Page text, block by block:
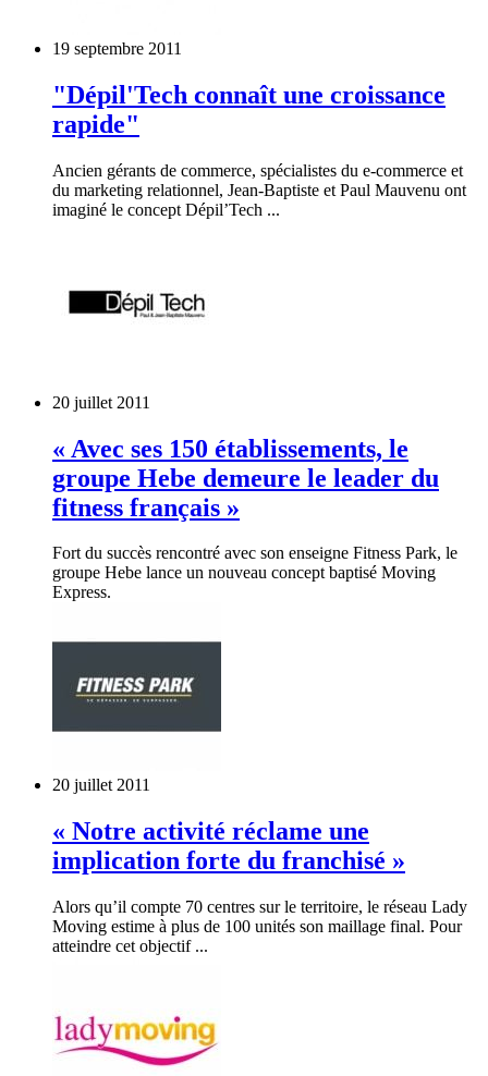
19 septembre 2011
"Dépil'Tech connaît une croissance
rapide"
Ancien gérants de commerce, spécialistes du e-commerce et
du marketing relationnel, Jean-Baptiste et Paul Mauvenu ont
imaginé le concept Dépil’Tech ...
20 juillet 2011
« Avec ses 150 établissements, le
groupe Hebe demeure le leader du
fitness français »
Fort du succès rencontré avec son enseigne Fitness Park, le
groupe Hebe lance un nouveau concept baptisé Moving
Express.
20 juillet 2011
« Notre activité réclame une
implication forte du franchisé »
Alors qu’il compte 70 centres sur le territoire, le réseau Lady
Moving estime à plus de 100 unités son maillage final. Pour
atteindre cet objectif ...